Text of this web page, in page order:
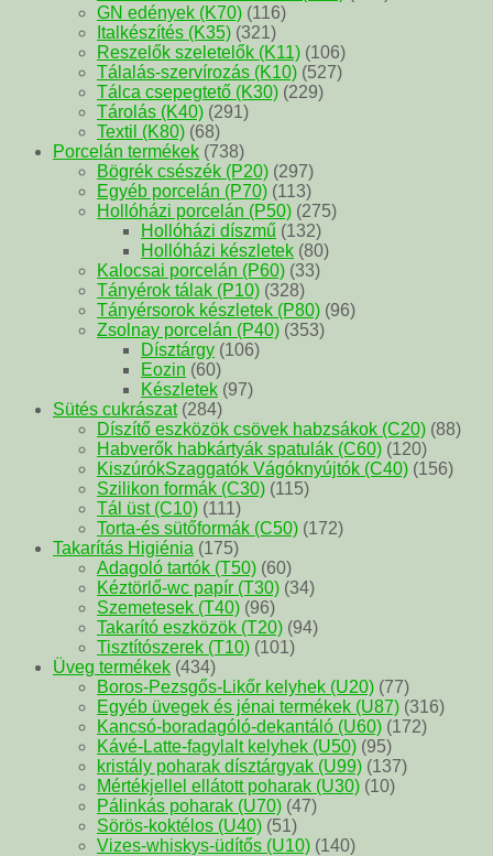
GN edények (K70) (116)
Italkészítés (K35) (321)
Reszelők szeletelők (K11) (106)
Tálalás-szervírozás (K10) (527)
Tálca csepegtető (K30) (229)
Tárolás (K40) (291)
Textil (K80) (68)
Porcelán termékek (738)
Bögrék csészék (P20) (297)
Egyéb porcelán (P70) (113)
Hollóházi porcelán (P50) (275)
Hollóházi díszmű (132)
Hollóházi készletek (80)
Kalocsai porcelán (P60) (33)
Tányérok tálak (P10) (328)
Tányérsorok készletek (P80) (96)
Zsolnay porcelán (P40) (353)
Dísztárgy (106)
Eozin (60)
Készletek (97)
Sütés cukrászat (284)
Díszítő eszközök csövek habzsákok (C20) (88)
Habverők habkártyák spatulák (C60) (120)
KiszúrókSzaggatók Vágóknyújtók (C40) (156)
Szilikon formák (C30) (115)
Tál üst (C10) (111)
Torta-és sütőformák (C50) (172)
Takarítás Higiénia (175)
Adagoló tartók (T50) (60)
Kéztörlő-wc papír (T30) (34)
Szemetesek (T40) (96)
Takarító eszközök (T20) (94)
Tisztítószerek (T10) (101)
Üveg termékek (434)
Boros-Pezsgős-Likőr kelyhek (U20) (77)
Egyéb üvegek és jénai termékek (U87) (316)
Kancsó-boradagóló-dekantáló (U60) (172)
Kávé-Latte-fagylalt kelyhek (U50) (95)
kristály poharak dísztárgyak (U99) (137)
Mértékjellel ellátott poharak (U30) (10)
Pálinkás poharak (U70) (47)
Sörös-koktélos (U40) (51)
Vizes-whiskys-üdítős (U10) (140)